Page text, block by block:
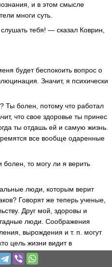
и в этом смысле
многи суть.
тебя! — сказал Коврин,
будет беспокоить вопрос о
Значит, я психически
Ты болен, потому что работал
что свое здоровье ты принес
ты отдашь ей и самую жизнь.
все вообще одаренные
то могу ли я верить
люди, которым верит
Говорят же теперь ученые,
Друг мой, здоровы и
люди. Соображения
вырождения и т. п. могут
цель жизни видит в